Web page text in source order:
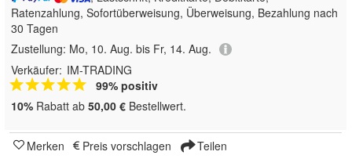
Ratenzahlung, Sofortüberweisung, Überweisung, Bezahlung nach
30 Tagen
Zustellung: Mo, 10. Aug. bis Fr, 14. Aug.
Verkäufer: IM-TRADING
99% positiv
10% Rabatt ab 50,00 € Bestellwert.
Merken Preis vorschlagen Teilen